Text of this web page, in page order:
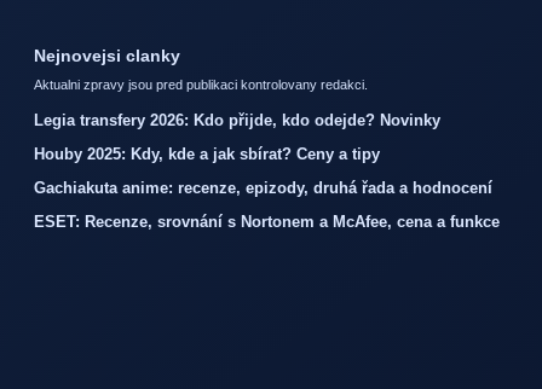
Nejnovejsi clanky
Aktualni zpravy jsou pred publikaci kontrolovany redakci.
Legia transfery 2026: Kdo přijde, kdo odejde? Novinky
Houby 2025: Kdy, kde a jak sbírat? Ceny a tipy
Gachiakuta anime: recenze, epizody, druhá řada a hodnocení
ESET: Recenze, srovnání s Nortonem a McAfee, cena a funkce